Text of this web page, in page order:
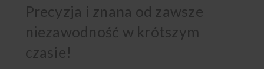
Precyzja i znana od zawsze
niezawodność w krótszym
czasie!